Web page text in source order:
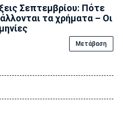
Σεπτεμβρίου: Πότε
τα χρήματα – Οι
Μετάβαση